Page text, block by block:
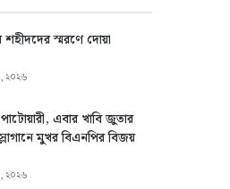
স্মরণে দোয়া
২০২৬
এবার খাবি জুতার
মুখর বিএনপির বিজয়
২০২৬